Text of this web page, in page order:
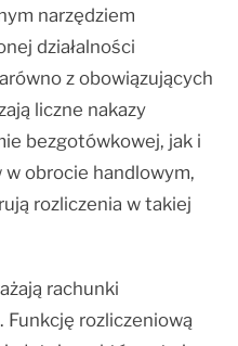
narzędziem
działalności
z obowiązujących
liczne nakazy
bezgotówkowej, jak i
w obrocie handlowym,
rozliczenia w takiej
rachunki
. Funkcję rozliczeniową